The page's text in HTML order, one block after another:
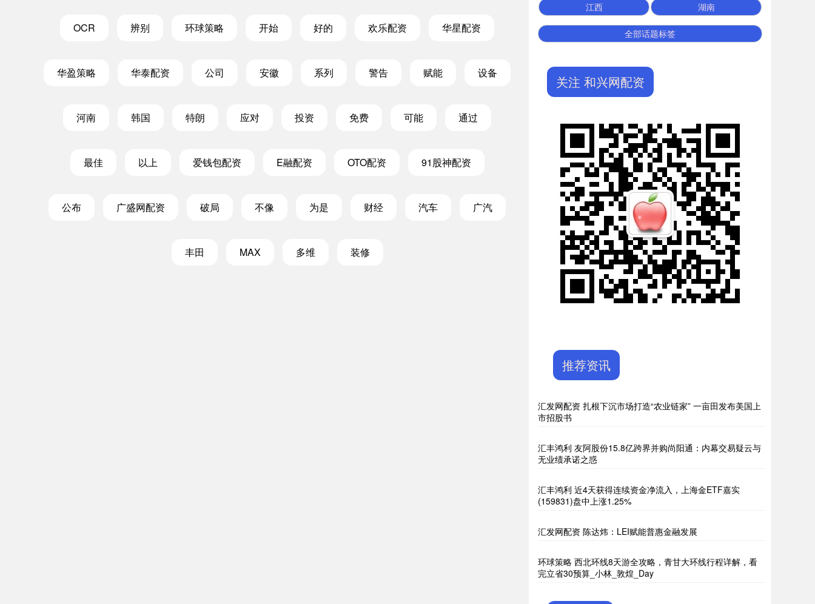
OCR 辨别 环球策略 开始 好的 欢乐配资 华星配资
华盈策略 华泰配资 公司 安徽 系列 警告 赋能 设备
河南 韩国 特朗 应对 投资 免费 可能 通过
最佳 以上 爱钱包配资 E融配资 OTO配资 91股神配资
公布 广盛网配资 破局 不像 为是 财经 汽车 广汽
丰田 MAX 多维 装修
江西 湖南
全部话题标签
关注 和兴网配资
推荐资讯
汇发网配资 扎根下沉市场打造“农业链家” 一亩田发布美国上
市招股书
汇丰鸿利 友阿股份15.8亿跨界并购尚阳通：内幕交易疑云与
无业绩承诺之惑
汇丰鸿利 近4天获得连续资金净流入，上海金ETF嘉实
(159831)盘中上涨1.25%
汇发网配资 陈达炜：LEI赋能普惠金融发展
环球策略 西北环线8天游全攻略，青甘大环线行程详解，看
完立省30预算_小林_敦煌_Day